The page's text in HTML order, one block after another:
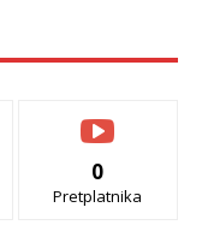
0
Pretplatnika